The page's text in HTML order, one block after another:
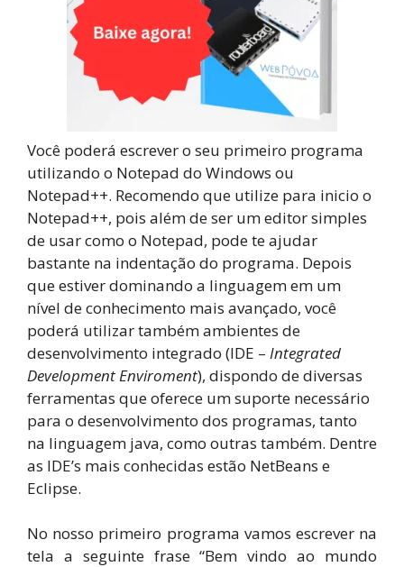
Você poderá escrever o seu primeiro programa
utilizando o Notepad do Windows ou
Notepad++. Recomendo que utilize para inicio o
Notepad++, pois além de ser um editor simples
de usar como o Notepad, pode te ajudar
bastante na indentação do programa. Depois
que estiver dominando a linguagem em um
nível de conhecimento mais avançado, você
poderá utilizar também ambientes de
desenvolvimento integrado (IDE – Integrated
Development Enviroment), dispondo de diversas
ferramentas que oferece um suporte necessário
para o desenvolvimento dos programas, tanto
na linguagem java, como outras também. Dentre
as IDE’s mais conhecidas estão NetBeans e
Eclipse.
No nosso primeiro programa vamos escrever na
tela a seguinte frase “Bem vindo ao mundo